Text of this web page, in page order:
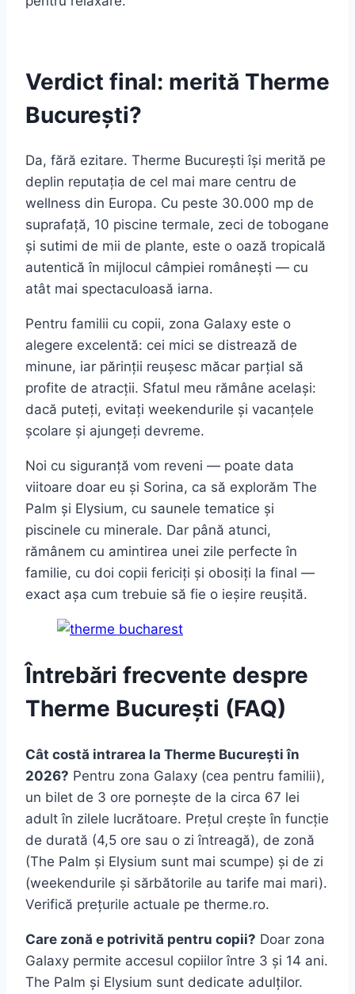
Verdict final: merită Therme
București?
Da, fără ezitare. Therme București își merită pe
deplin reputația de cel mai mare centru de
wellness din Europa. Cu peste 30.000 mp de
suprafață, 10 piscine termale, zeci de tobogane
și sutimi de mii de plante, este o oază tropicală
autentică în mijlocul câmpiei românești — cu
atât mai spectaculoasă iarna.
Pentru familii cu copii, zona Galaxy este o
alegere excelentă: cei mici se distrează de
minune, iar părinții reușesc măcar parțial să
profite de atracții. Sfatul meu rămâne același:
dacă puteți, evitați weekendurile și vacanțele
școlare și ajungeți devreme.
Noi cu siguranță vom reveni — poate data
viitoare doar eu și Sorina, ca să explorăm The
Palm și Elysium, cu saunele tematice și
piscinele cu minerale. Dar până atunci,
rămânem cu amintirea unei zile perfecte în
familie, cu doi copii fericiți și obosiți la final —
exact așa cum trebuie să fie o ieșire reușită.
Întrebări frecvente despre
Therme București (FAQ)
Cât costă intrarea la Therme București în
2026? Pentru zona Galaxy (cea pentru familii),
un bilet de 3 ore pornește de la circa 67 lei
adult în zilele lucrătoare. Prețul crește în funcție
de durată (4,5 ore sau o zi întreagă), de zonă
(The Palm și Elysium sunt mai scumpe) și de zi
(weekendurile și sărbătorile au tarife mai mari).
Verifică prețurile actuale pe therme.ro.
Care zonă e potrivită pentru copii? Doar zona
Galaxy permite accesul copiilor între 3 și 14 ani.
The Palm și Elysium sunt dedicate adulților.